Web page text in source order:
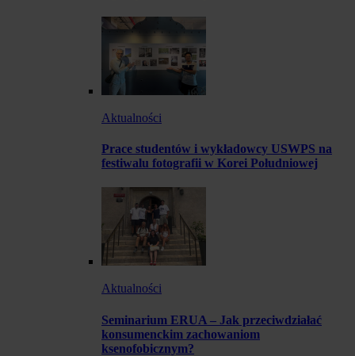
Aktualności
Prace studentów i wykładowcy USWPS na
festiwalu fotografii w Korei Południowej
Aktualności
Seminarium ERUA – Jak przeciwdziałać
konsumenckim zachowaniom
ksenofobicznym?